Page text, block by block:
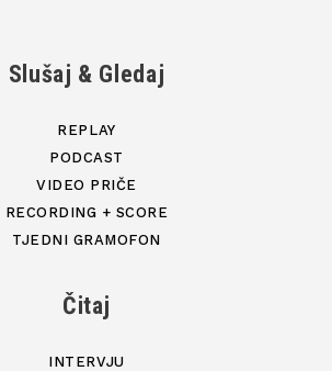
Slušaj & Gledaj
REPLAY
PODCAST
VIDEO PRIČE
RECORDING + SCORE
TJEDNI GRAMOFON
Čitaj
INTERVJU